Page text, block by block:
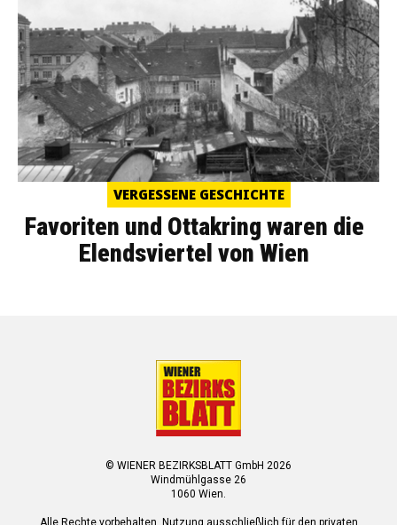
VERGESSENE GESCHICHTE
Favoriten und Ottakring waren die
Elendsviertel von Wien
© WIENER BEZIRKSBLATT GmbH 2026
Windmühlgasse 26
1060 Wien.